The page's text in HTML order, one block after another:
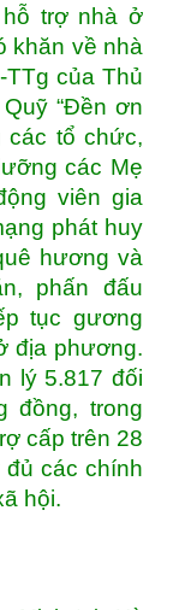
trợ nhà ở
khăn về nhà
của Thủ
“Đền ơn
các tổ chức,
các Mẹ
viên gia
phát huy
hương và
phấn đấu
tục gương
địa phương.
lý 5.817 đối
đồng, trong
cấp trên 28
đủ các chính
hội.